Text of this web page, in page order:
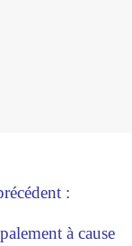
:
à cause